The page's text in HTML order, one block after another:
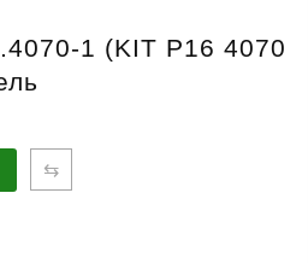
1 (KIT P16 4070
⇆